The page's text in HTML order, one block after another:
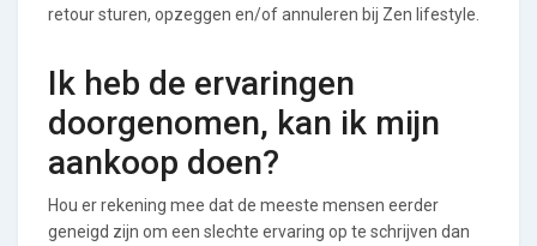
retour sturen, opzeggen en/of annuleren bij Zen lifestyle.
Ik heb de ervaringen
doorgenomen, kan ik mijn
aankoop doen?
Hou er rekening mee dat de meeste mensen eerder
geneigd zijn om een slechte ervaring op te schrijven dan